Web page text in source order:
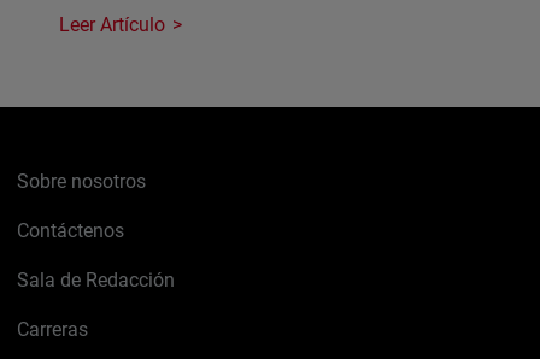
Leer Artículo
Sobre nosotros
Contáctenos
Sala de Redacción
Carreras